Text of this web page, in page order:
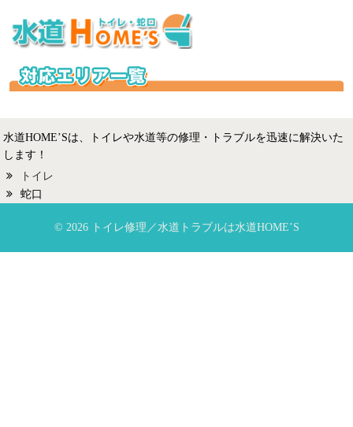
水道HOME’Sは、トイレや水道等の修理・トラブルを迅速に解決いた
します！
トイレ
蛇口
© 2026 トイレ修理／水道トラブルは水道HOME’S